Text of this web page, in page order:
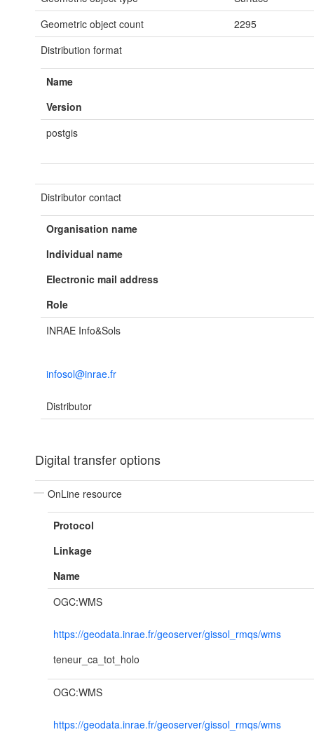
Geometric object count
2295
Distribution format
Name
Version
postgis
Distributor contact
Organisation name
Individual name
Electronic mail address
Role
INRAE Info&Sols
infosol@inrae.fr
Distributor
Digital transfer options
OnLine resource
Protocol
Linkage
Name
OGC:WMS
https://geodata.inrae.fr/geoserver/gissol_rmqs/wms
teneur_ca_tot_holo
OGC:WMS
https://geodata.inrae.fr/geoserver/gissol_rmqs/wms